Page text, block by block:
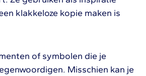
klakkeloze kopie maken is
of symbolen die je
Misschien kan je